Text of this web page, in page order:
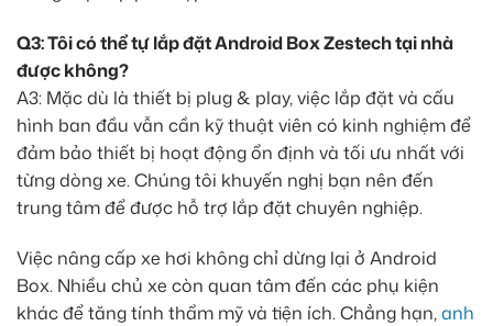
Q3: Tôi có thể tự lắp đặt Android Box Zestech tại nhà
được không?
A3: Mặc dù là thiết bị plug & play, việc lắp đặt và cấu
hình ban đầu vẫn cần kỹ thuật viên có kinh nghiệm để
đảm bảo thiết bị hoạt động ổn định và tối ưu nhất với
từng dòng xe. Chúng tôi khuyến nghị bạn nên đến
trung tâm để được hỗ trợ lắp đặt chuyên nghiệp.
Việc nâng cấp xe hơi không chỉ dừng lại ở Android
Box. Nhiều chủ xe còn quan tâm đến các phụ kiện
khác để tăng tính thẩm mỹ và tiện ích. Chẳng hạn,anh